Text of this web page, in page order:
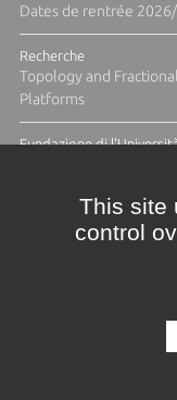
Dates de rentrée
Recherche
Topology and
Platforms
Fundazione di
Crédits et mentions
This site
control